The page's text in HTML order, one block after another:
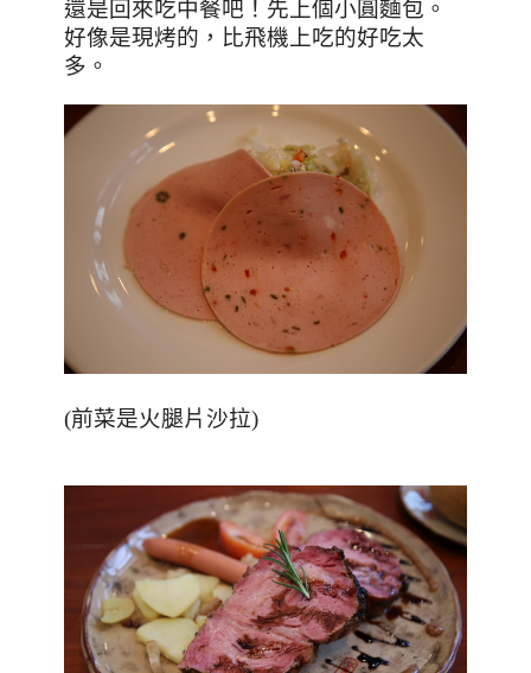
還是回來吃中餐吧！先上個小圓麵包。
好像是現烤的，比飛機上吃的好吃太
多。
(前菜是火腿片沙拉)